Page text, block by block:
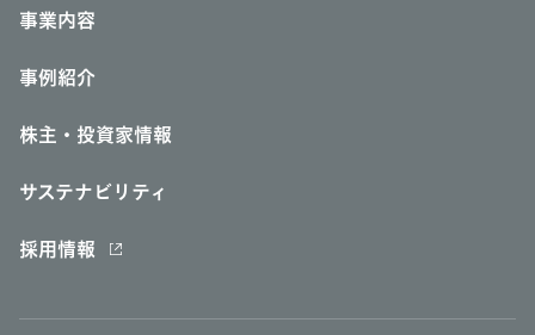
事業内容
事例紹介
株主・投資家情報
サステナビリティ
採用情報